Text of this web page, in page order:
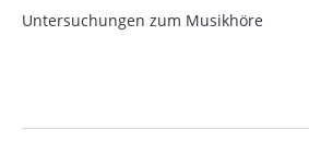
Untersuchungen zum Musikhöre